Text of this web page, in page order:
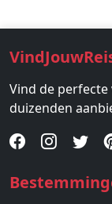
Vind de
duizenden